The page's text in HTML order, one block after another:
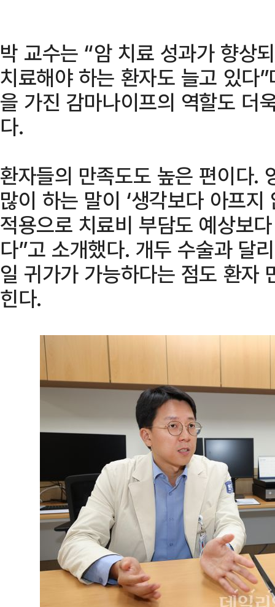
박 교수는 “암 치료 성과가 향상
치료해야 하는 환자도 늘고 있다
을 가진 감마나이프의 역할도 더
다.
환자들의 만족도도 높은 편이다.
많이 하는 말이 ‘생각보다 아프지
적용으로 치료비 부담도 예상보
다”고 소개했다. 개두 수술과 달
일 귀가가 가능하다는 점도 환자
힌다.